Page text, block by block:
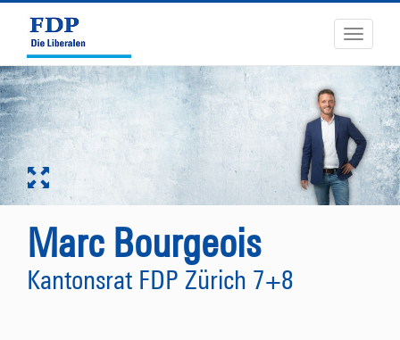
Toggle
Marc Bourgeois
Kantonsrat FDP Zürich 7+8